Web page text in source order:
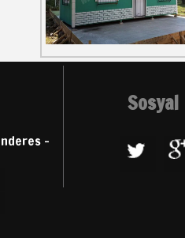
-
Sosyal